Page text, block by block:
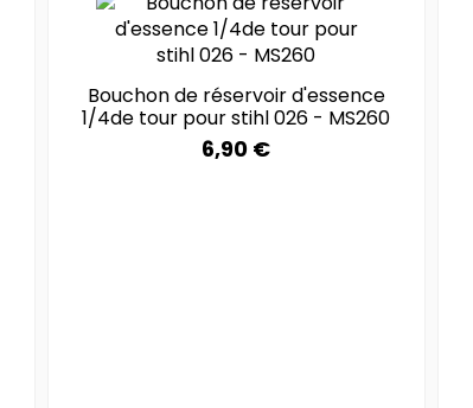
Bouchon de réservoir d'essence
1/4de tour pour stihl 026 - MS260
6,90 €